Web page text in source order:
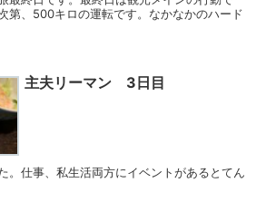
第、500キロの運転です。なかなかのハード
主夫リーマン 3日目
。仕事、私生活両方にイベントがあるとてん